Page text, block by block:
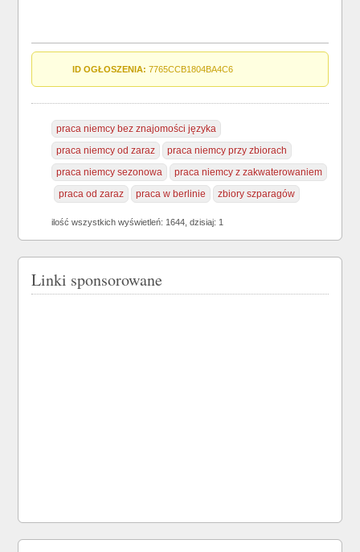
ID OGŁOSZENIA: 7765CCB1804BA4C6
praca niemcy bez znajomości języka
praca niemcy od zaraz
praca niemcy przy zbiorach
praca niemcy sezonowa
praca niemcy z zakwaterowaniem
praca od zaraz
praca w berlinie zbiory szparagów
ilość wszystkich wyświetleń: 1644, dzisiaj: 1
Linki sponsorowane